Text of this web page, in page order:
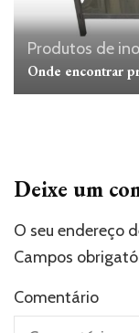
Produtos de
Onde encontrar
Deixe um
O seu endereço
Campos
Comentário